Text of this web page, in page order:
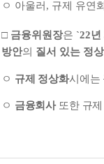
ㅇ 아울러 , 규제 유연
□ 금융위원장은 `22년
방안의 질서 있는 정
ㅇ 규제 정상화시에는
ㅇ 금융회사 또한 규